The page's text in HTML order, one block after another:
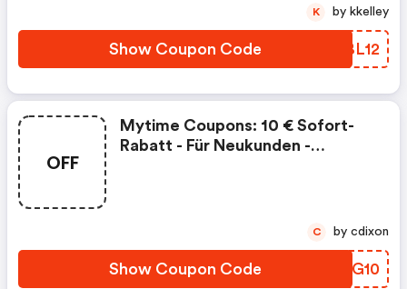
Gilt Auf Das Gesamte Sortiment,
Und Bereits Reduzierte Artikel.
Show Coupon Code MDBL12
K by kkelley
OFF
Mytime Coupons: 10 € Sofort-
Rabatt - Für Neukunden -
Gilt Auf Das Gesamte Sortiment,
Artikel. Keine Barauszahlung.
Show Coupon Code PVHG10
C by cdixon